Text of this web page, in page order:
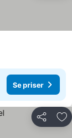
Se priser
Del